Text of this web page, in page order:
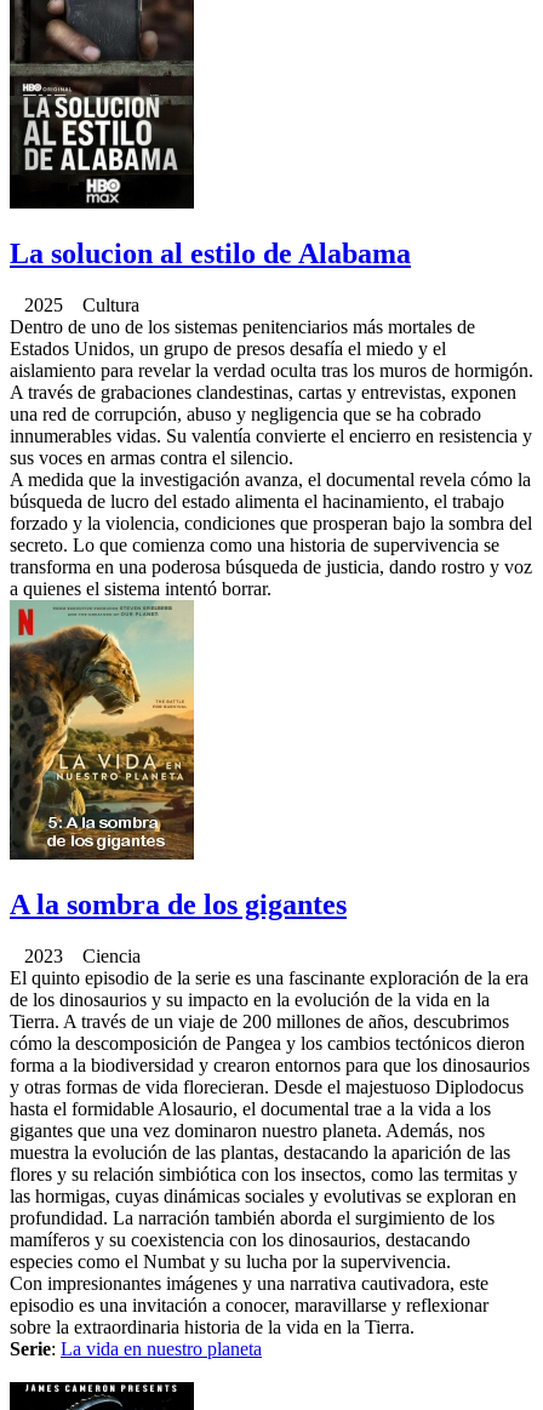
La solucion al estilo de Alabama
2025 Cultura
Dentro de uno de los sistemas penitenciarios más mortales de
Estados Unidos, un grupo de presos desafía el miedo y el
aislamiento para revelar la verdad oculta tras los muros de hormigón.
A través de grabaciones clandestinas, cartas y entrevistas, exponen
una red de corrupción, abuso y negligencia que se ha cobrado
innumerables vidas. Su valentía convierte el encierro en resistencia y
sus voces en armas contra el silencio.
A medida que la investigación avanza, el documental revela cómo la
búsqueda de lucro del estado alimenta el hacinamiento, el trabajo
forzado y la violencia, condiciones que prosperan bajo la sombra del
secreto. Lo que comienza como una historia de supervivencia se
transforma en una poderosa búsqueda de justicia, dando rostro y voz
a quienes el sistema intentó borrar.
A la sombra de los gigantes
2023 Ciencia
El quinto episodio de la serie es una fascinante exploración de la era
de los dinosaurios y su impacto en la evolución de la vida en la
Tierra. A través de un viaje de 200 millones de años, descubrimos
cómo la descomposición de Pangea y los cambios tectónicos dieron
forma a la biodiversidad y crearon entornos para que los dinosaurios
y otras formas de vida florecieran. Desde el majestuoso Diplodocus
hasta el formidable Alosaurio, el documental trae a la vida a los
gigantes que una vez dominaron nuestro planeta. Además, nos
muestra la evolución de las plantas, destacando la aparición de las
flores y su relación simbiótica con los insectos, como las termitas y
las hormigas, cuyas dinámicas sociales y evolutivas se exploran en
profundidad. La narración también aborda el surgimiento de los
mamíferos y su coexistencia con los dinosaurios, destacando
especies como el Numbat y su lucha por la supervivencia.
Con impresionantes imágenes y una narrativa cautivadora, este
episodio es una invitación a conocer, maravillarse y reflexionar
sobre la extraordinaria historia de la vida en la Tierra.
Serie: La vida en nuestro planeta